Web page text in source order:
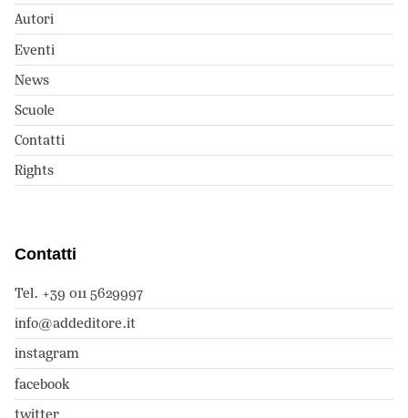
Autori
Eventi
News
Scuole
Contatti
Rights
Contatti
Tel. +39 011 5629997
info@addeditore.it
instagram
facebook
twitter